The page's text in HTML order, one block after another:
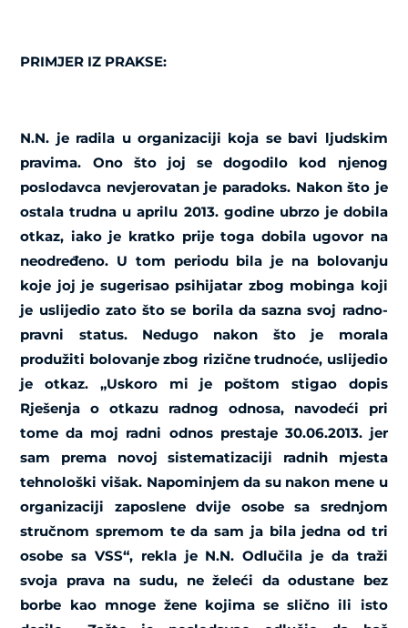
PRIMJER IZ PRAKSE:
N.N. je radila u organizaciji koja se bavi ljudskim
pravima. Ono što joj se dogodilo kod njenog
poslodavca nevjerovatan je paradoks. Nakon što je
ostala trudna u aprilu 2013. godine ubrzo je dobila
otkaz, iako je kratko prije toga dobila ugovor na
neodređeno. U tom periodu bila je na bolovanju
koje joj je sugerisao psihijatar zbog mobinga koji
je uslijedio zato što se borila da sazna svoj radno-
pravni status. Nedugo nakon što je morala
produžiti bolovanje zbog rizične trudnoće, uslijedio
je otkaz. „Uskoro mi je poštom stigao dopis
Rješenja o otkazu radnog odnosa, navodeći pri
tome da moj radni odnos prestaje 30.06.2013. jer
sam prema novoj sistematizaciji radnih mjesta
tehnološki višak. Napominjem da su nakon mene u
organizaciji zaposlene dvije osobe sa srednjom
stručnom spremom te da sam ja bila jedna od tri
osobe sa VSS“, rekla je N.N. Odlučila je da traži
svoja prava na sudu, ne želeći da odustane bez
borbe kao mnoge žene kojima se slično ili isto